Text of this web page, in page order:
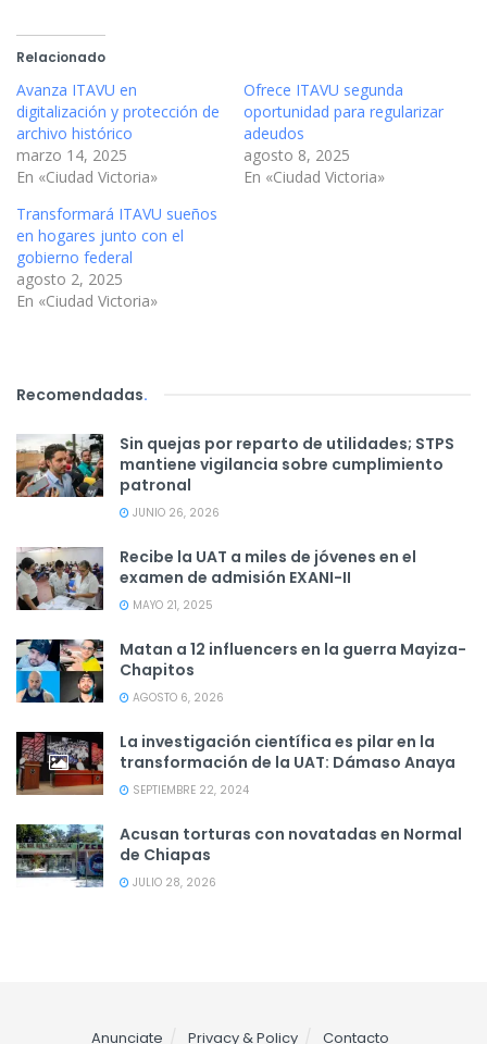
Relacionado
Avanza ITAVU en
digitalización y protección de
archivo histórico
marzo 14, 2025
En «Ciudad Victoria»
Ofrece ITAVU segunda
oportunidad para regularizar
adeudos
agosto 8, 2025
En «Ciudad Victoria»
Transformará ITAVU sueños
en hogares junto con el
gobierno federal
agosto 2, 2025
En «Ciudad Victoria»
Recomendadas.
Sin quejas por reparto de utilidades; STPS
mantiene vigilancia sobre cumplimiento
patronal
JUNIO 26, 2026
Recibe la UAT a miles de jóvenes en el
examen de admisión EXANI-II
MAYO 21, 2025
Matan a 12 influencers en la guerra Mayiza-
Chapitos
AGOSTO 6, 2026
La investigación científica es pilar en la
transformación de la UAT: Dámaso Anaya
SEPTIEMBRE 22, 2024
Acusan torturas con novatadas en Normal
de Chiapas
JULIO 28, 2026
Anunciate Privacy & Policy Contacto